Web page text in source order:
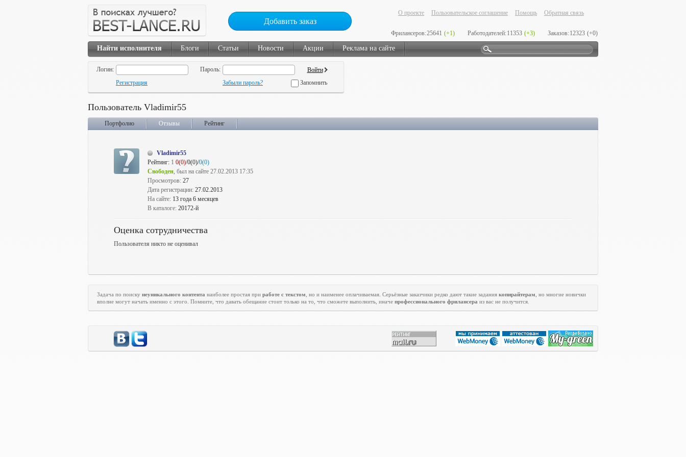
Добавить заказ
О проекте Пользовательское соглашение Помощь Обратная связь
Фрилансеров:25641 (+1) Работодателей:11353 (+3) Заказов:12323 (+0)
Найти исполнителя Блоги Статьи Новости Акции Реклама на сайте
Логин:
Пароль:
Регистрация
Забыли пароль? Запомнить
Пользователь Vladimir55
Портфолио Отзывы Рейтинг
Vladimir55
Рейтинг: 1 0(0)/0(0)/0(0)
Свободен, был на сайте 27.02.2013 17:35
Просмотров: 27
Дата регистрации: 27.02.2013
На сайте: 13 года 6 месяцев
В каталоге: 20172-й
Оценка сотрудничества
Пользователя никто не оценивал
Задача по поиску неуникального контента наиболее простая при работе с текстом , но и наименее оплачиваемая. Серьёзные заказчики редко дают такие задания копирайтерам , но многие новички
вполне могут начать именно с этого. Помните, что давать обещание стоит только на то, что сможете выполнить, иначе профессионального фрилансера из вас не получится.